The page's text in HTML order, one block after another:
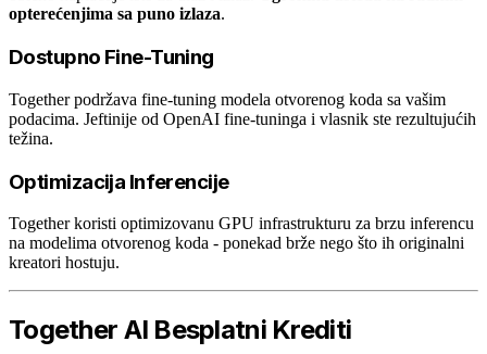
opterećenjima sa puno izlaza.
Dostupno Fine-Tuning
Together podržava fine-tuning modela otvorenog koda sa vašim
podacima. Jeftinije od OpenAI fine-tuninga i vlasnik ste rezultujućih
težina.
Optimizacija Inferencije
Together koristi optimizovanu GPU infrastrukturu za brzu inferencu
na modelima otvorenog koda - ponekad brže nego što ih originalni
kreatori hostuju.
Together AI Besplatni Krediti